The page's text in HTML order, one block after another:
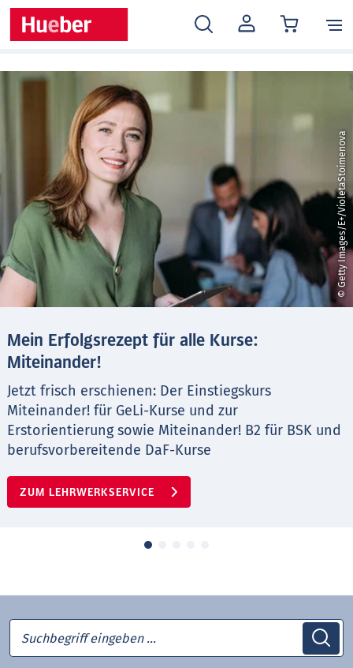
MEIN
KONTO
© Getty Images/E+/VioletaStoimenova
Mein Erfolgsrezept für alle Kurse:
Miteinander!
Jetzt frisch erschienen: Der Einstiegskurs
Miteinander! für GeLi-Kurse und zur
Erstorientierung sowie Miteinander! B2 für BSK und
berufsvorbereitende DaF-Kurse
ZUM LEHRWERKSERVICE
Suchbegriff eingeben …